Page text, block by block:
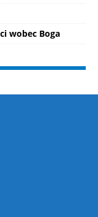
wobec Boga